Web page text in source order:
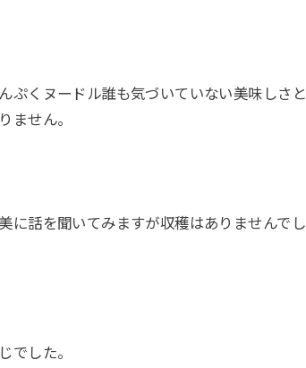
ぷくヌードル誰も気づいていない美味しさと
ません。
に話を聞いてみますが収穫はありませんでし
でした。